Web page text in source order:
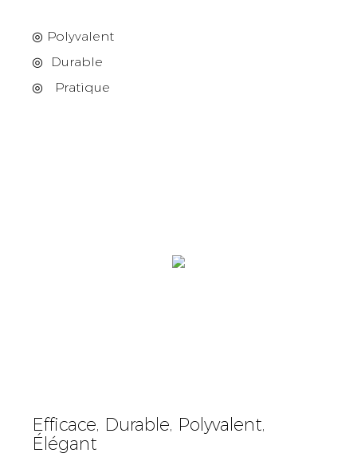
◎ Polyvalent
◎
Durable
◎
Pratique
Efficace, Durable, Polyvalent,
Élégant